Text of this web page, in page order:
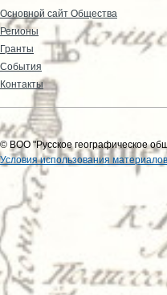
Основной сайт Общества
Регионы
Гранты
События
Контакты
© ВОО "Русское географическое
Условия использования материалов